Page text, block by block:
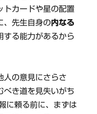
トカードや星の配置
、先生自身の内なる
する能力があるから
人の意見にさらさ
べき道を見失いがち
に頼る前に、まずは